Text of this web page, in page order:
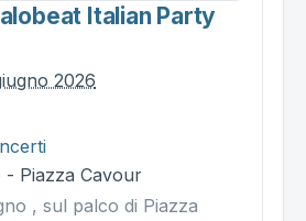
Italian Party
2026
Piazza Cavour
, sul palco di Piazza